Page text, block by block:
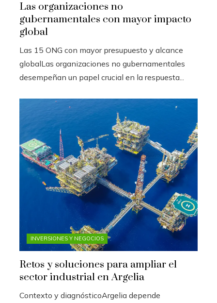
Las organizaciones no
gubernamentales con mayor impacto
global
Las 15 ONG con mayor presupuesto y alcance
globalLas organizaciones no gubernamentales
desempeñan un papel crucial en la respuesta...
INVERSIONES Y NEGOCIOS
Retos y soluciones para ampliar el
sector industrial en Argelia
Contexto y diagnósticoArgelia depende